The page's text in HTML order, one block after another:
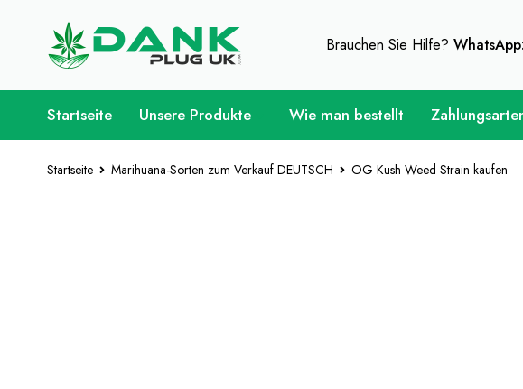
Brauchen Sie Hilfe?
Startseite Unsere Produkte Wie man bestellt
Startseite Marihuana-Sorten zum Verkauf DEUTSCH OG Kush Weed Strain kaufen
Für Weed-Liebhaber - Holen Sie sich 10%